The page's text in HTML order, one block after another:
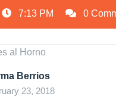
7:13 PM 0
Berrios
23, 2018